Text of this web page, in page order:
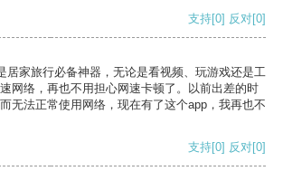
支持[0] 反对[0]
居家旅行必备神器，无论是看视频、玩游戏还是工
网络，再也不用担心网速卡顿了。以前出差的时
无法正常使用网络，现在有了这个app，我再也不
支持[0] 反对[0]